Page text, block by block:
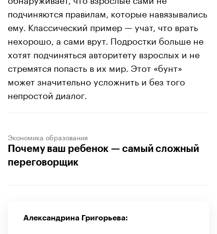
подчиняются правилам, которые навязывались
ему. Классический пример — учат, что врать
нехорошо, а сами врут. Подростки больше не
хотят подчиняться авторитету взрослых и не
стремятся попасть в их мир. Этот «бунт»
может значительно усложнить и без того
непростой диалог.
Экономика образования
Почему ваш ребенок — самый сложный
переговорщик
Александрина Григорьева: